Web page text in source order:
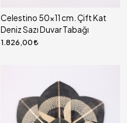
Celestino 50x11 cm. Çift Kat
Deniz Sazı Duvar Tabağı
1.826,00